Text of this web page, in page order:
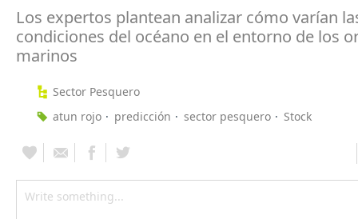
Los expertos plantean analizar cómo varían
condiciones del océano en el entorno de los
marinos
Sector Pesquero
atun rojo
predicción sector pesquero Stock